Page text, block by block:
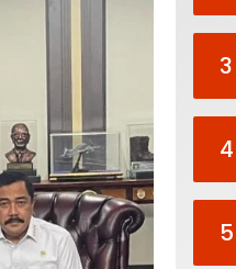
3
4
5